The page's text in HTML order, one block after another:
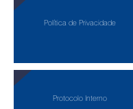
Política de Privacidade
Protocolo Interno